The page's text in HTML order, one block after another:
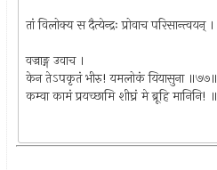
तां विलोक्य स दैत्येन्द्रः प्रोवाच परिसान्त्वयन् ।
वज्राङ्ग उवाच ।
केन तेऽपकृतं भीरु! यमलोकं यियासुना ॥७७॥
कम्वा कामं प्रयच्छामि शीघ्रं मे ब्रूहि मानिनि! ॥